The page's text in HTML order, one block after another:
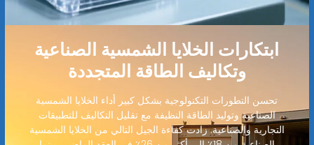
ابتكارات الخلايا الشمسية الصناعية
وتكاليف الطاقة المتجددة
تحسن التطورات التكنولوجية بشكل كبير أداء الخلايا الشمسية
الصناعية وتوليد الطاقة النظيفة مع تقليل التكاليف للتطبيقات
التجارية والصناعية. زادت كفاءة الجيل التالي من الخلايا الشمسية